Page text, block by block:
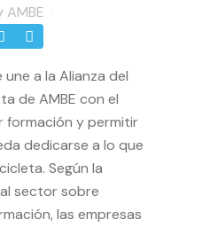
AMBE
une a la Alianza del
de AMBE con el
formación y permitir
dedicarse a lo que
Según la
sector sobre
las empresas